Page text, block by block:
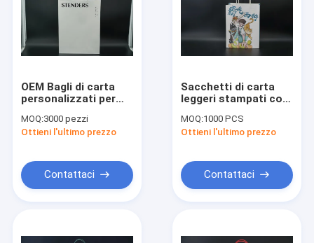
OEM Bagli di carta
personalizzati per
Eco-friendly
MOQ:3000 pezzi
Ottieni l'ultimo prezzo
Contattaci
Sacchetti di carta
leggeri stampati con
Sacchetti di carta da
asporto
MOQ:1000 PCS
Ottieni l'ultimo prezzo
Contattaci